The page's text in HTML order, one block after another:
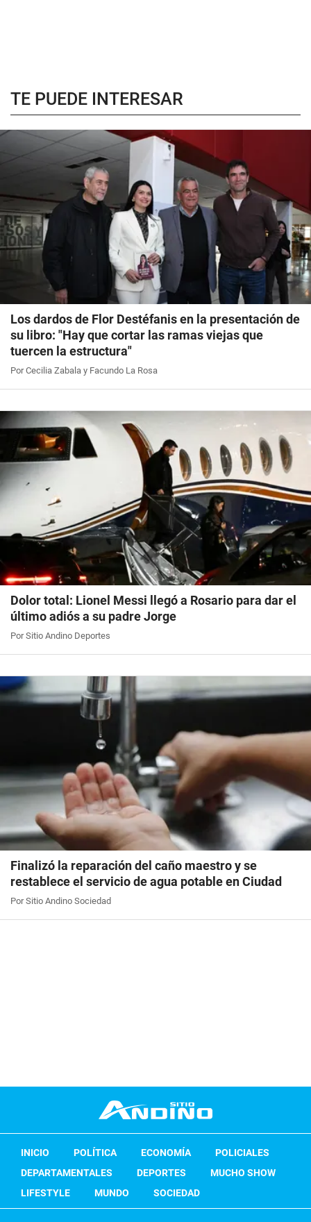
TE PUEDE INTERESAR
Los dardos de Flor Destéfanis en la presentación de
su libro: "Hay que cortar las ramas viejas que
tuercen la estructura"
Por Cecilia Zabala y Facundo La Rosa
Dolor total: Lionel Messi llegó a Rosario para dar el
último adiós a su padre Jorge
Por Sitio Andino Deportes
Finalizó la reparación del caño maestro y se
restablece el servicio de agua potable en Ciudad
Por Sitio Andino Sociedad
INICIO POLÍTICA ECONOMÍA
POLICIALES
DEPARTAMENTALES
DEPORTES
MUCHO SHOW
LIFESTYLE
MUNDO SOCIEDAD